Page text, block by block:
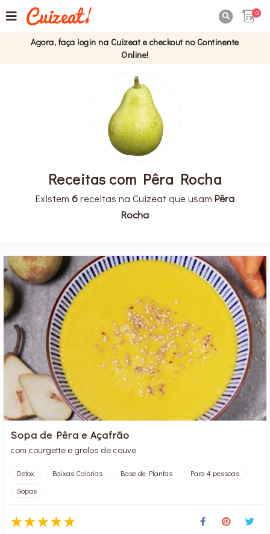
0
Agora, faça login na Cuizeat e checkout no Continente
Online!
Receitas com Pêra Rocha
Existem 6receitas na Cuizeat que usam Pêra
Rocha
Sopa de Pêra e Açafrão
com courgette e grelos de couve
Detox Baixas Calorias Base de Plantas
Para 4 pessoas
Sopas